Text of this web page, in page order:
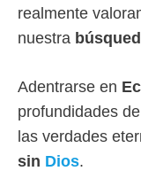
realmente
nuestra
Adentrarse en
profundidades
las verdades
sin Dios.